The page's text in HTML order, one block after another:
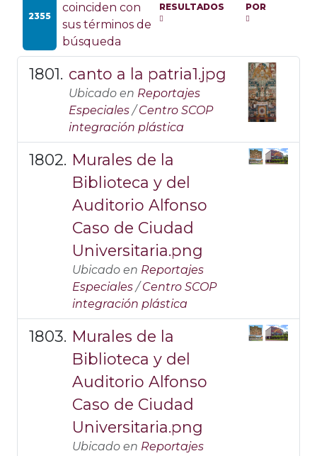
2355
coinciden con
sus términos de
búsqueda
RESULTADOS
POR
canto a la patria1.jpg
Ubicado en Reportajes
Especiales /Centro SCOP
integración plástica
Murales de la
Biblioteca y del
Auditorio Alfonso
Caso de Ciudad
Universitaria.png
Ubicado en Reportajes
Especiales /Centro SCOP
integración plástica
Murales de la
Biblioteca y del
Auditorio Alfonso
Caso de Ciudad
Universitaria.png
Ubicado en Reportajes